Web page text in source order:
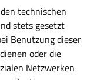
technischen
stets gesetzt
Benutzung dieser
oder die
Netzwerken